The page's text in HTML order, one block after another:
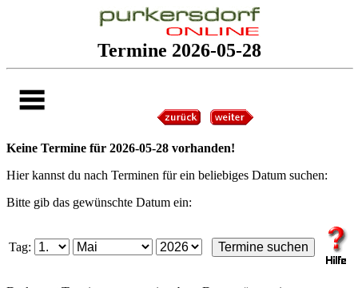
Termine 2026-05-28
Keine Termine für 2026-05-28 vorhanden!
Hier kannst du nach Terminen für ein beliebiges Datum suchen:
Bitte gib das gewünschte Datum ein:
Tag: